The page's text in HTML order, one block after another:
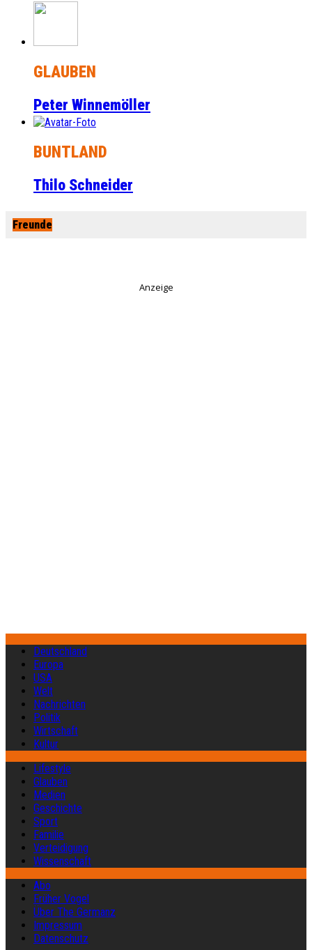
GLAUBEN
Peter Winnemöller
BUNTLAND
Thilo Schneider
Freunde
Anzeige
Deutschland
Europa
USA
Welt
Nachrichten
Politik
Wirtschaft
Kultur
Lifestyle
Glauben
Medien
Geschichte
Sport
Familie
Verteidigung
Wissenschaft
Abo
Früher Vogel
Über The Germanz
Impressum
Datenschutz